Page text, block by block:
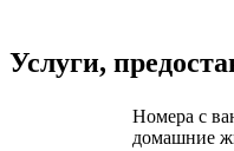
Услуги,
Номера с
домашние